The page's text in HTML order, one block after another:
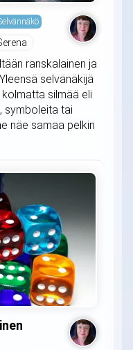
ranskalainen ja
selvänäkijä
silmää eli
symboleita tai
näe samaa pelkin